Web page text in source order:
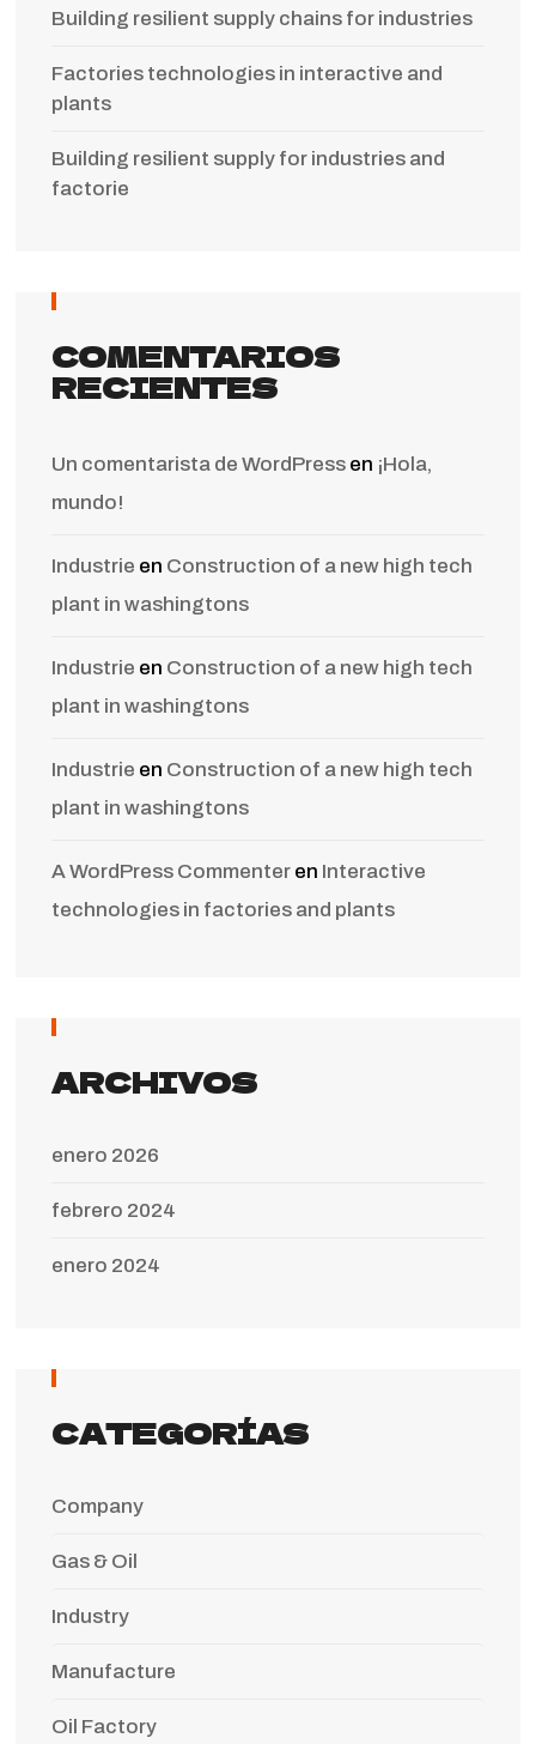
Building resilient supply chains for industries
Factories technologies in interactive and
plants
Building resilient supply for industries and
factorie
COMENTARIOS
RECIENTES
Un comentarista de WordPressen ¡Hola,
mundo!
Industrie en Construction of a new high tech
plant in washingtons
Industrie en Construction of a new high tech
plant in washingtons
Industrie en Construction of a new high tech
plant in washingtons
A WordPress Commenteren Interactive
technologies in factories and plants
ARCHIVOS
enero 2026
febrero 2024
enero 2024
CATEGORÍAS
Company
Gas & Oil
Industry
Manufacture
Oil Factory